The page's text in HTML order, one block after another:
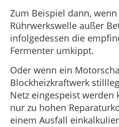
Zum Beispiel dann,
Rührwerkswelle außer
infolgedessen die
Fermenter umkippt.
Oder wenn ein
Blockheizkraftwerk
Netz eingespeist
nur zu hohen
einem Ausfall